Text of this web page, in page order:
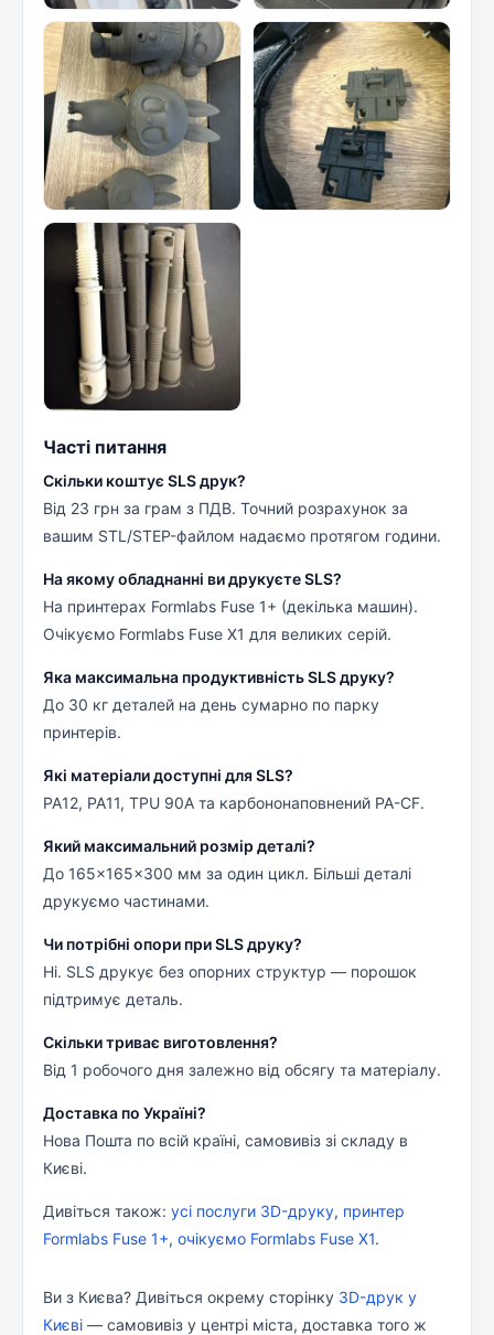
Часті питання
Скільки коштує SLS друк?
Від 23 грн за грам з ПДВ. Точний розрахунок за
вашим STL/STEP-файлом надаємо протягом години.
На якому обладнанні ви друкуєте SLS?
На принтерах Formlabs Fuse 1+ (декілька машин).
Очікуємо Formlabs Fuse X1 для великих серій.
Яка максимальна продуктивність SLS друку?
До 30 кг деталей на день сумарно по парку
принтерів.
Які матеріали доступні для SLS?
PA12, PA11, TPU 90A та карбононаповнений PA-CF.
Який максимальний розмір деталі?
До 165×165×300 мм за один цикл. Більші деталі
друкуємо частинами.
Чи потрібні опори при SLS друку?
Ні. SLS друкує без опорних структур — порошок
підтримує деталь.
Скільки триває виготовлення?
Від 1 робочого дня залежно від обсягу та матеріалу.
Доставка по Україні?
Нова Пошта по всій країні, самовивіз зі складу в
Києві.
Дивіться також: усі послуги 3D-друку, принтер
Formlabs Fuse 1+, очікуємо Formlabs Fuse X1.
Ви з Києва? Дивіться окрему сторінку 3D-друк у
Києві — самовивіз у центрі міста, доставка того ж